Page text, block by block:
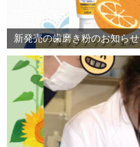
新発売の歯磨き粉のお知らせ